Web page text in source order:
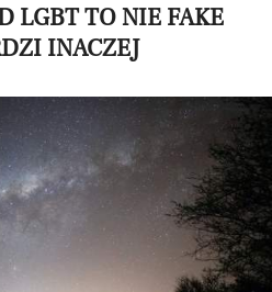
LGBT TO NIE FAKE
INACZEJ